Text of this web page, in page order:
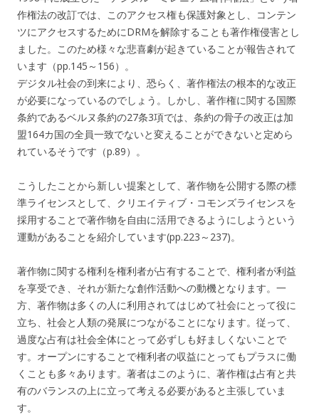
作権法の改訂では、このアクセス権も保護対象とし、コンテン
ツにアクセスするためにDRMを解除することも著作権侵害とし
ました。このため様々な悲喜劇が起きていることが報告されて
います（pp.145～156）。
デジタル社会の到来により、恐らく、著作権法の根本的な改正
が必要になっているのでしょう。しかし、著作権に関する国際
条約であるベルヌ条約の27条3項では、条約の骨子の改正は加
盟164カ国の全員一致でないと変えることができないと定めら
れているそうです（p.89）。
こうしたことから新しい提案として、著作物を公開する際の標
準ライセンスとして、クリエイティブ・コモンズライセンスを
採用することで著作物を自由に活用できるようにしようという
運動があることを紹介しています(pp.223～237)。
著作物に関する権利を権利者が占有することで、権利者が利益
を享受でき、それが新たな創作活動への動機となります。一
方、著作物は多くの人に利用されてはじめて社会にとって役に
立ち、社会と人類の発展につながることになります。従って、
過度な占有は社会全体にとって必ずしも好ましくないことで
す。オープンにすることで権利者の収益にとってもプラスに働
くことも多々あります。著者はこのように、著作権は占有と共
有のバランスの上に立って考える必要があると主張していま
す。